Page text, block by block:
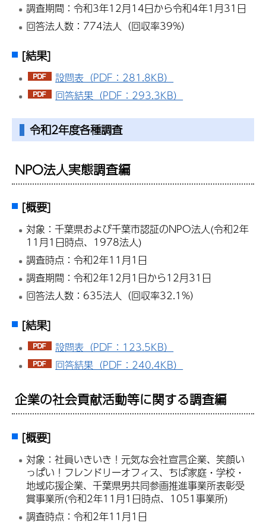
調査期間：令和3年12月14日から令和4年1月31日
回答法人数：774法人（回収率39%）
[結果]
設問表（PDF：281.8KB）
回答結果（PDF：293.3KB）
令和2年度各種調査
NPO法人実態調査編
[概要]
対象：千葉県および千葉市認証のNPO法人(令和2年
11月1日時点、1978法人)
調査時点：令和2年11月1日
調査期間：令和2年12月1日から12月31日
回答法人数：635法人（回収率32.1%）
[結果]
設問表（PDF：123.5KB）
回答結果（PDF：240.4KB）
企業の社会貢献活動等に関する調査編
[概要]
対象：社員いきいき！元気な会社宣言企業、笑顔い
っぱい！フレンドリーオフィス、ちば家庭・学校・
地域応援企業、千葉県男共同参画推進事業所表彰受
賞事業所(令和2年11月1日時点、1051事業所)
調査時点：令和2年11月1日